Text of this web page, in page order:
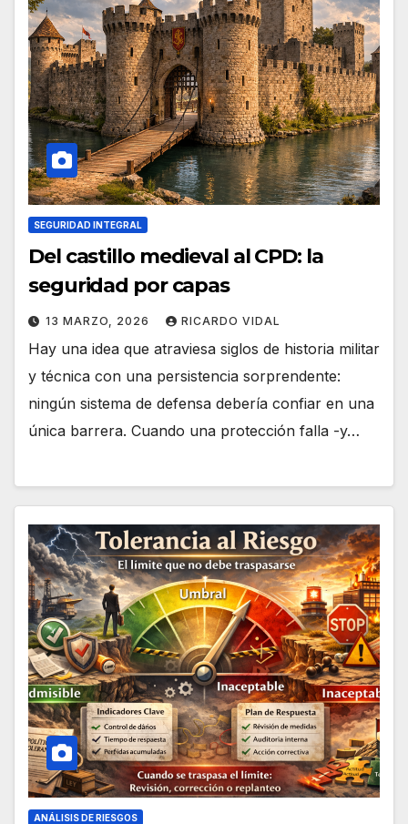
SEGURIDAD INTEGRAL
Del castillo medieval al CPD: la
seguridad por capas
13 MARZO, 2026 RICARDO VIDAL
Hay una idea que atraviesa siglos de historia militar
y técnica con una persistencia sorprendente:
ningún sistema de defensa debería confiar en una
única barrera. Cuando una protección falla -y…
ANÁLISIS DE RIESGOS